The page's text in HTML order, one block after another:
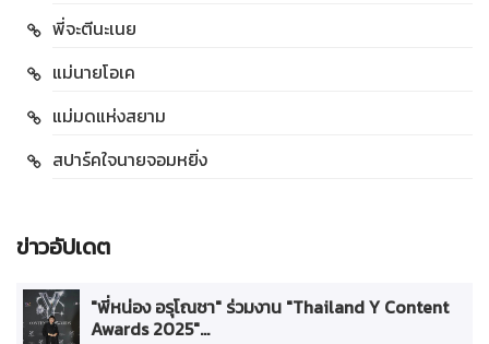
พี่จะตีนะเนย
แม่นายโอเค
แม่มดแห่งสยาม
สปาร์คใจนายจอมหยิ่ง
ข่าวอัปเดต
"พี่หน่อง อรุโณชา" ร่วมงาน "Thailand Y Content
Awards 2025"...